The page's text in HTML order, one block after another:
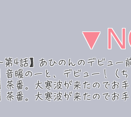
第4話】あひのんのデビュ
音暖のーと、デビュー！（
茶番。大寒波が来たのでお
茶番。大寒波が来たのでお